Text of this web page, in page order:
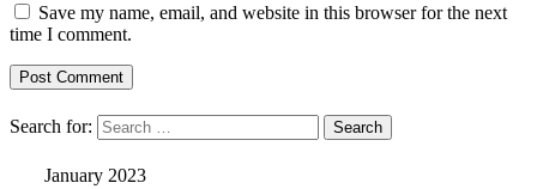
Save my name, email, and website in this browser for the next
time I comment.
Search for:
January 2023